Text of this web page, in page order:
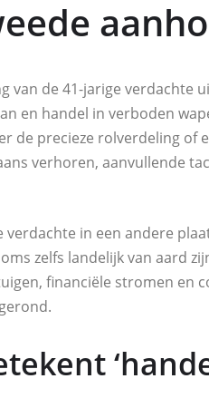
van de 41-jarige verdachte
en handel in verboden
de precieze rolverdeling of
verhoren, aanvullende
verdachte in een andere
zelfs landelijk van aard
financiële stromen en